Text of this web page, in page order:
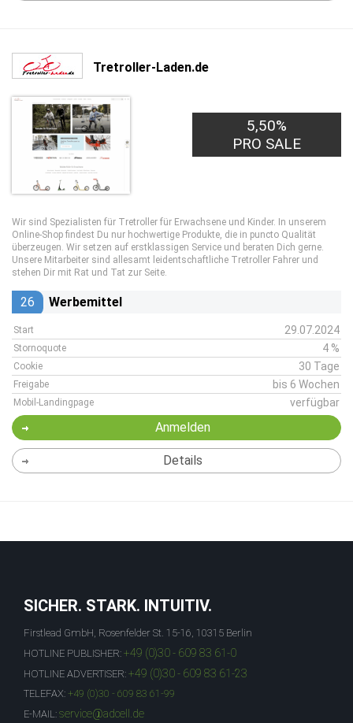
Tretroller-Laden.de
5,50%
PRO SALE
Wir sind Spezialisten für Tretroller für Erwachsene und Kinder. In unserem
Online-Shop findest Du nur hochwertige Produkte, die in puncto Qualität
überzeugen. Wir setzen auf erstklassigen Service und beraten Dich gerne.
Unsere Mitarbeiter sind allesamt leidentschaftliche Tretroller Fahrer und
stehen Dir mit Rat und Tat zur Seite.
26 Werbemittel
Start 29.07.2024
Stornoquote 4 %
Cookie 30 Tage
Freigabe bis 6 Wochen
Mobil-Landingpage verfügbar
Anmelden
Details
SICHER. STARK. INTUITIV.
Firstlead GmbH, Rosenfelder St. 15-16, 10315 Berlin
HOTLINE PUBLISHER: +49 (0)30 - 609 83 61-0
HOTLINE ADVERTISER: +49 (0)30 - 609 83 61-23
TELEFAX: +49 (0)30 - 609 83 61-99
E-MAIL: service@adcell.de